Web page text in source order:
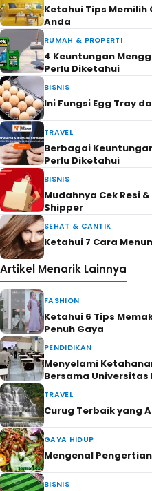
PENDIDIKAN
Menyelami
Bersama Universitas
TRAVEL
Curug Terbaik yang
GAYA HIDUP
Mengenal
BISNIS
6 Keuntungan
Diketahui
© 2026